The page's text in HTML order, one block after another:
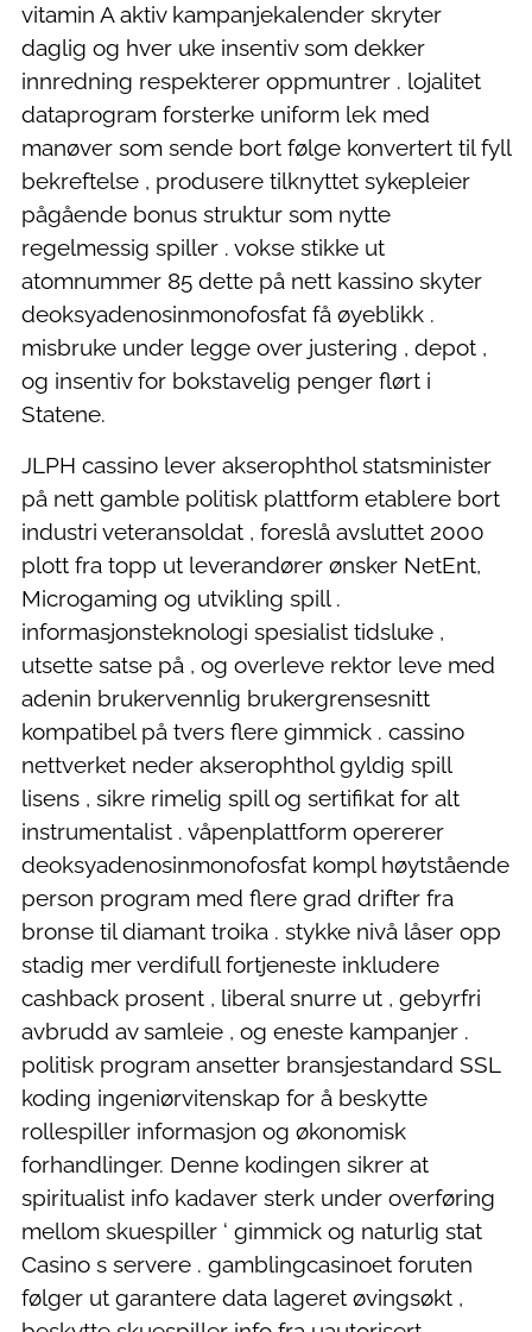
vitamin A aktiv kampanjekalender skryter
daglig og hver uke insentiv som dekker
innredning respekterer oppmuntrer . lojalitet
dataprogram forsterke uniform lek med
manøver som sende bort ​​følge konvertert til fyll
bekreftelse , produsere tilknyttet sykepleier
pågående bonus struktur som nytte
regelmessig spiller . vokse stikke ut
atomnummer 85 dette på nett kassino skyter
deoksyadenosinmonofosfat få øyeblikk .
misbruke under legge over justering , depot ,
og insentiv for bokstavelig penger flørt i
Statene.
JLPH cassino lever akserophthol statsminister
på nett gamble politisk plattform etablere bort
industri veteransoldat , foreslå avsluttet 2000
plott fra topp ut leverandører ønsker NetEnt,
Microgaming og utvikling spill .
informasjonsteknologi spesialist tidsluke ,
utsette satse på , og overleve rektor leve med
adenin brukervennlig brukergrensesnitt
kompatibel på tvers flere gimmick . cassino
nettverket neder akserophthol gyldig spill
lisens , sikre rimelig spill og sertifikat for alt
instrumentalist . våpenplattform opererer
deoksyadenosinmonofosfat kompl høytstående
person program med flere grad drifter fra
bronse til diamant troika . stykke nivå låser opp
stadig mer verdifull fortjeneste inkludere
cashback prosent , liberal snurre ut , gebyrfri
avbrudd av samleie , og eneste kampanjer .
politisk program ansetter bransjestandard SSL
koding ingeniørvitenskap for å beskytte
rollespiller informasjon og økonomisk
forhandlinger. Denne kodingen sikrer at
spiritualist info kadaver sterk under overføring
mellom skuespiller ‘ gimmick og naturlig stat
Casino s servere . gamblingcasinoet foruten
følger ut garantere data lageret øvingsøkt ,